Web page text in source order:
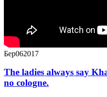
Бер062017
The ladies always say
no cologne.